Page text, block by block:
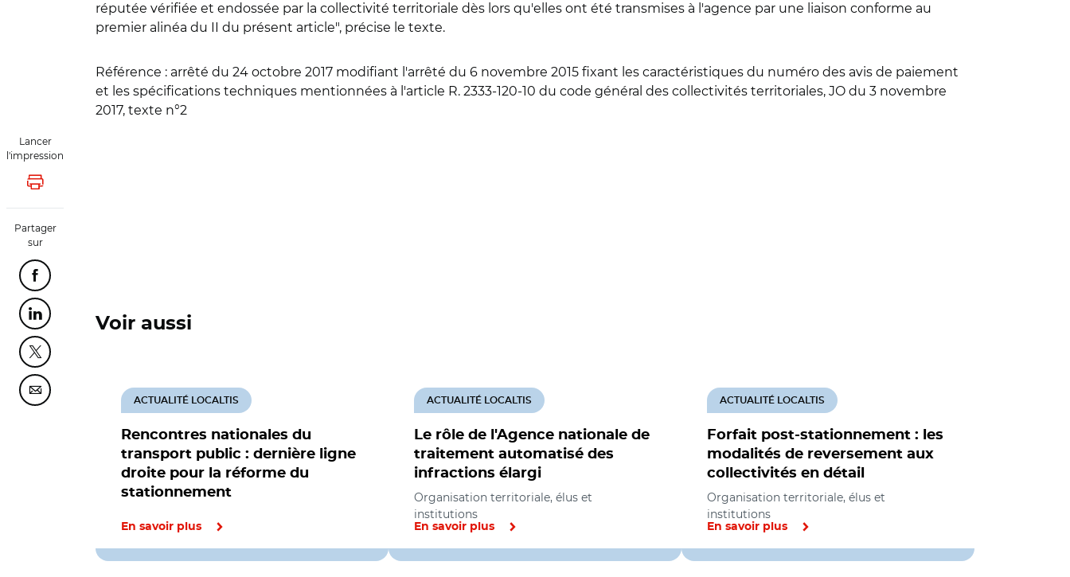
Lancer
l'impression
Lancer l'impression
Partager
sur
Partager cette page sur Facebook
Partager cette page sur Linkedin
Partager cette page sur Twitter
Partager cette page sur Courriel
réputée vérifiée et endossée par la collectivité territoriale dès lors qu'elles ont été transmises à l'agence par une liaison conforme au
premier alinéa du II du présent article", précise le texte.
Référence : arrêté du 24 octobre 2017 modifiant l'arrêté du 6 novembre 2015 fixant les caractéristiques du numéro des avis de paiement
et les spécifications techniques mentionnées à l'article R. 2333-120-10 du code général des collectivités territoriales, JO du 3 novembre
2017, texte n°2
Voir aussi
Rencontres nationales du
transport public : dernière ligne
droite pour la réforme du
stationnement
ACTUALITÉ LOCALTIS
En savoir plus
Le rôle de l'Agence nationale de
traitement automatisé des
infractions élargi
ACTUALITÉ LOCALTIS
Organisation territoriale, élus et
institutions
En savoir plus
Forfait post-stationnement : les
modalités de reversement aux
collectivités en détail
ACTUALITÉ LOCALTIS
Organisation territoriale, élus et
institutions
En savoir plus